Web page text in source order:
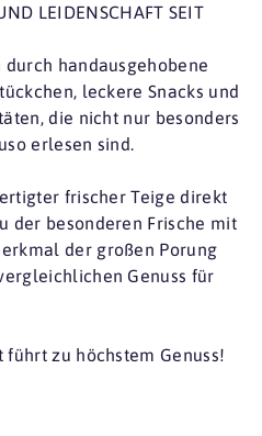
LEIDENSCHAFT SEIT
durch handausgehobene
leckere Snacks und
die nicht nur besonders
erlesen sind.
frischer Teige direkt
der besonderen Frische mit
der großen Porung
Genuss für
zu höchstem Genuss!